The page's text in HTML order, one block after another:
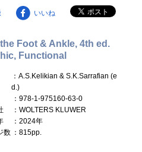
いいね
Foot & Ankle, 4th ed.
Functional
：A.S.Kelikian & S.K.Sarrafian (e
d.)
：978-1-975160-63-0
：WOLTERS KLUWER
：2024年
数 ：815pp.